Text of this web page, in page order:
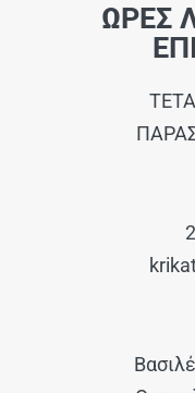
ΩΡΕΣ